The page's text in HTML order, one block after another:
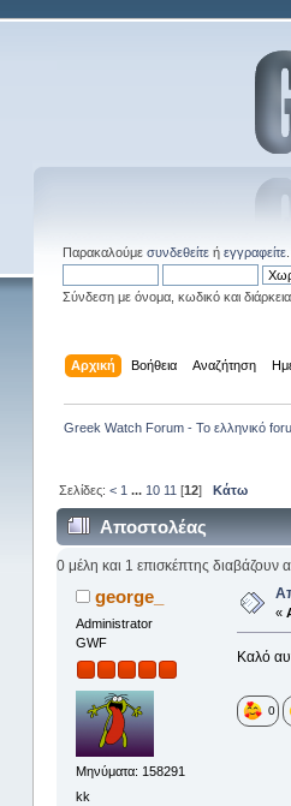
Παρακαλούμε συνδεθείτεή εγγραφείτε.
Σύνδεση με όνομα, κωδικό και
Αρχική Βοήθεια Αναζήτηση
Greek Watch Forum - Το ελληνικό
Σελίδες:< 1 ... 10 11 [12]Κάτω
Αποστολέας
0 μέλη και 1 επισκέπτης διαβάζουν
george_
Administrator
GWF
Μηνύματα: 158291
kk
«
Καλό
0